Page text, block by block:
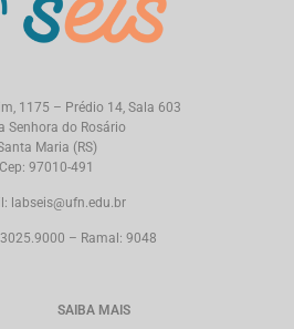
1175 – Prédio 14, Sala 603
Senhora do Rosário
Maria (RS)
Cep: 97010-491
labseis@ufn.edu.br
– Ramal: 9048
SAIBA MAIS